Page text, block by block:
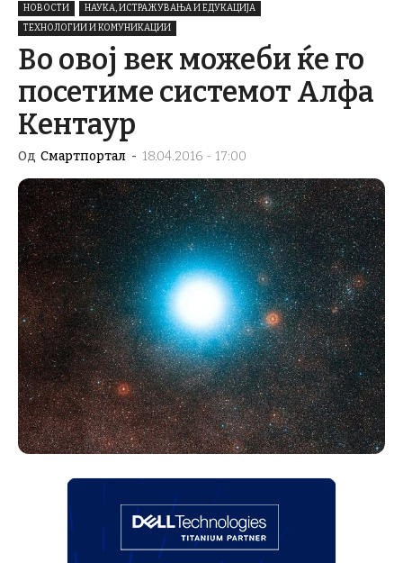
НОВОСТИ
НАУКА, ИСТРАЖУВАЊА И ЕДУКАЦИЈА
ТЕХНОЛОГИИ И КОМУНИКАЦИИ
Во овој век можеби ќе го
посетиме системот Алфа
Кентаур
Од Смартпортал - 18.04.2016 - 17:00